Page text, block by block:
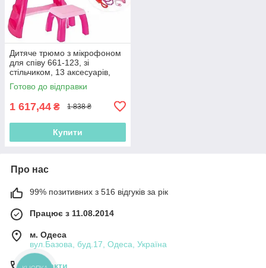
Дитяче трюмо з мікрофоном
для співу 661-123, зі
стільчиком, 13 аксесуарів,
світло, 16 мелодій, фен
Готово до відправки
1 617,44 ₴ 1 838 ₴
Купити
Про нас
99% позитивних з 516 відгуків за рік
Працює з 11.08.2014
м. Одеса
вул.Базова, буд.17, Одеса, Україна
Контакти